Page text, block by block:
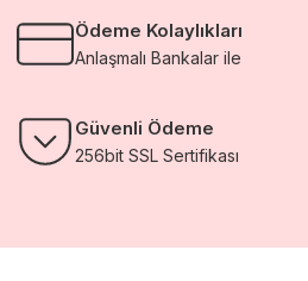
Ödeme Kolaylıkları
Anlaşmalı Bankalar ile
Güvenli Ödeme
256bit SSL Sertifikası